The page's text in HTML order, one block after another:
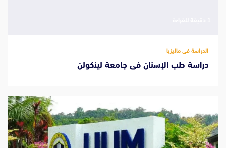
الدراسة فى ماليزيا
دراسة طب الإسنان فى جامعة لينكولن